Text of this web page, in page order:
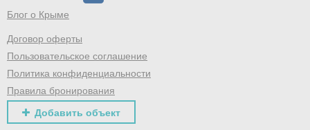
Блог о Крыме
Договор оферты
Пользовательское соглашение
Политика конфиденциальности
Правила бронирования
Добавить объект